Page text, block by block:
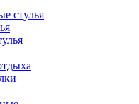
стулья